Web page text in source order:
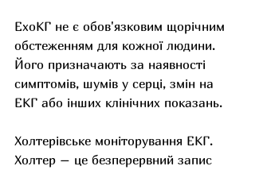
ЕхоКГ не є обов'язковим щорічним
обстеженням для кожної людини.
Його призначають за наявності
симптомів, шумів у серці, змін на
ЕКГ або інших клінічних показань.
Холтерівське моніторування ЕКГ.
Холтер – це безперервний запис